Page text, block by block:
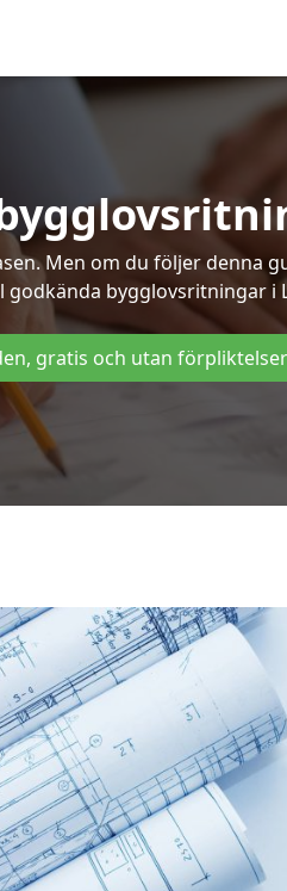
Men om du följer denna
bygglovsritningar i
gratis och utan förpliktelser